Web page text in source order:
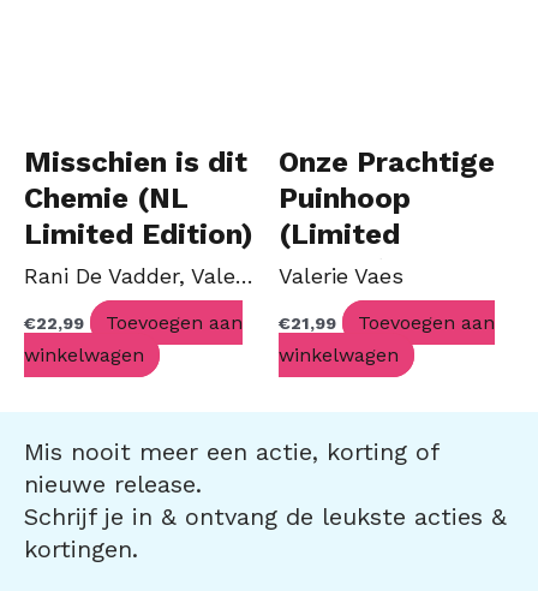
Misschien is dit
Chemie (NL
Limited Edition)
Rani De Vadder, Valerie Vaes
€22,99
Toevoegen aan
winkelwagen
Onze Prachtige
Puinhoop
(Limited
Edition)
Valerie Vaes
€21,99
Toevoegen aan
winkelwagen
Mis nooit meer een actie, korting of
nieuwe release.
Schrijf je in & ontvang de leukste acties &
kortingen.